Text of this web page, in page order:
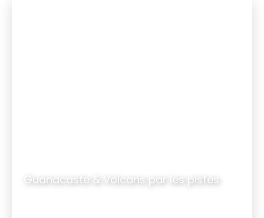
Guanacaste & Volcans par les pistes